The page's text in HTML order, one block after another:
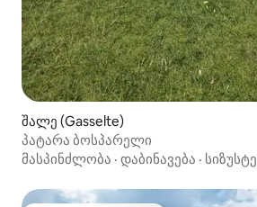
შალე (Gasselte)
პატარა ბოსპარელი
მასპინძლობა · დაბინავება · სიზუსტე